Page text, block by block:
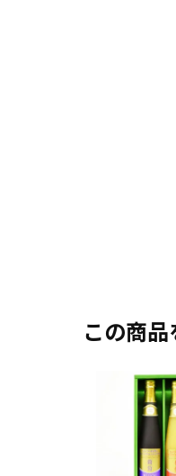
この商